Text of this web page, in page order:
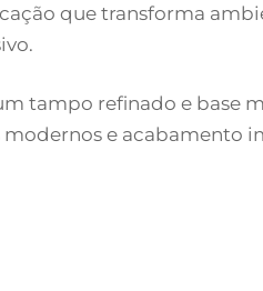
que transforma
tampo refinado e base
modernos e acabamento